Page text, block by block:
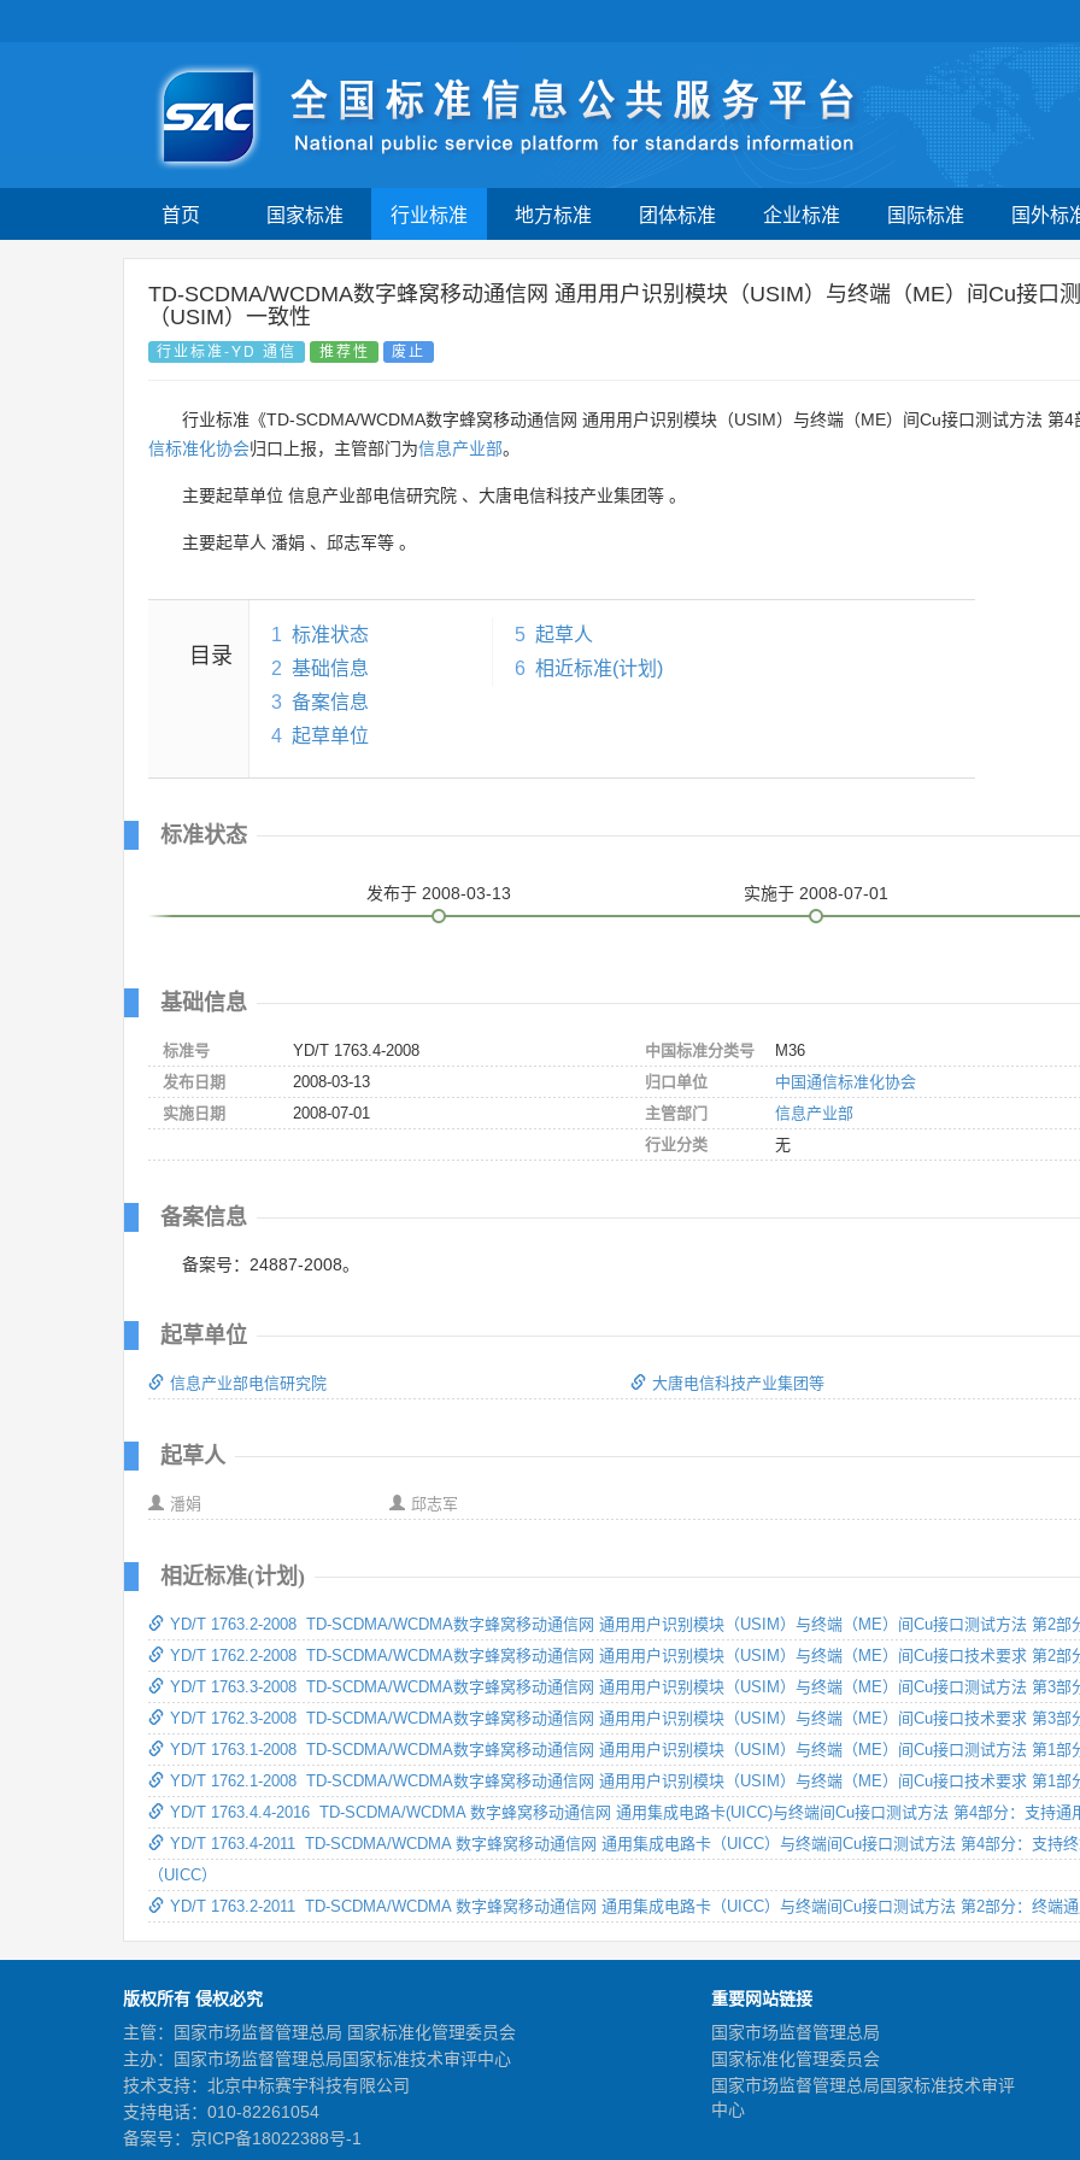
首页 国家标准 行业标准 地方标准 团体标准 企业标准 国际标准 国外标
TD-SCDMA/WCDMA数字蜂窝移动通信网 通用用户识别模块（USIM）与终端（ME）间Cu接口
（USIM）一致性
行业标准-YD 通信 推荐性 废止
行业标准《TD-SCDMA/WCDMA数字蜂窝移动通信网 通用用户识别模块（USIM）与终端（ME）间Cu接口测试方法 第
信标准化协会归口上报，主管部门为信息产业部。
主要起草单位 信息产业部电信研究院 、 大唐电信科技产业集团等 。
主要起草人 潘娟 、 邱志军等 。
目录
1 标准状态
2 基础信息
3 备案信息
4 起草单位
5 起草人
6 相近标准(计划)
标准状态
发布于 2008-03-13 实施于 2008-07-01
基础信息
标准号
YD/T 1763.4-2008
发布日期
2008-03-13
实施日期
2008-07-01
中国标准分类号
M36
归口单位
中国通信标准化协会
主管部门
信息产业部
行业分类
无
备案信息
备案号：24887-2008。
起草单位
信息产业部电信研究院 大唐电信科技产业集团等
起草人
潘娟 邱志军
相近标准(计划)
YD/T 1763.2-2008 TD-SCDMA/WCDMA数字蜂窝移动通信网 通用用户识别模块（USIM）与终端（ME）间Cu接口测试方法 第2
YD/T 1762.2-2008 TD-SCDMA/WCDMA数字蜂窝移动通信网 通用用户识别模块（USIM）与终端（ME）间Cu接口技术要求 第2
YD/T 1763.3-2008 TD-SCDMA/WCDMA数字蜂窝移动通信网 通用用户识别模块（USIM）与终端（ME）间Cu接口测试方法 第3
YD/T 1762.3-2008 TD-SCDMA/WCDMA数字蜂窝移动通信网 通用用户识别模块（USIM）与终端（ME）间Cu接口技术要求 第3
YD/T 1763.1-2008 TD-SCDMA/WCDMA数字蜂窝移动通信网 通用用户识别模块（USIM）与终端（ME）间Cu接口测试方法 第1部
YD/T 1762.1-2008 TD-SCDMA/WCDMA数字蜂窝移动通信网 通用用户识别模块（USIM）与终端（ME）间Cu接口技术要求 第1部
YD/T 1763.4.4-2016 TD-SCDMA/WCDMA 数字蜂窝移动通信网 通用集成电路卡(UICC)与终端间Cu接口测试方法 第4部分：支持通
YD/T 1763.4-2011 TD-SCDMA/WCDMA 数字蜂窝移动通信网 通用集成电路卡（UICC）与终端间Cu接口测试方法 第4部分：支持
（UICC）
YD/T 1763.2-2011 TD-SCDMA/WCDMA 数字蜂窝移动通信网 通用集成电路卡（UICC）与终端间Cu接口测试方法 第2部分：终端
版权所有 侵权必究
主管：国家市场监督管理总局 国家标准化管理委员会
主办：国家市场监督管理总局国家标准技术审评中心
技术支持：北京中标赛宇科技有限公司
支持电话：010-82261054
备案号： 京ICP备18022388号-1
重要网站链接
国家市场监督管理总局
国家标准化管理委员会
国家市场监督管理总局国家标准技术审评
中心